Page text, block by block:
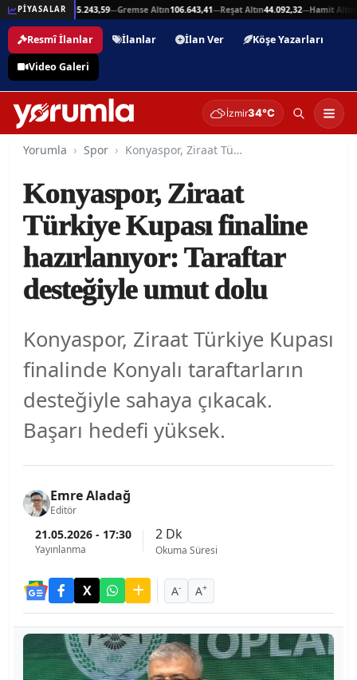
PİYASALAR
— Beşli Altın215.243,59—Gremse Altın106.643,41—Reşat Altın44.092,32—Hamit Altın
Resmî İlanlar İlanlar İlan Ver
Köşe Yazarları
Video Galeri
İzmir34°C
Yorumla Spor Konyaspor, Ziraat Türkiye Kupası finaline hazırlanıyor: Taraftar desteğiyle umut dolu
Konyaspor, Ziraat
Türkiye Kupası finaline
hazırlanıyor: Taraftar
desteğiyle umut dolu
Konyaspor, Ziraat Türkiye Kupası
finalinde Konyalı taraftarların
desteğiyle sahaya çıkacak.
Başarı hedefi yüksek.
Emre Aladağ
Editör
21.05.2026 - 17:30
Yayınlanma
2 Dk
Okuma Süresi
A- A+